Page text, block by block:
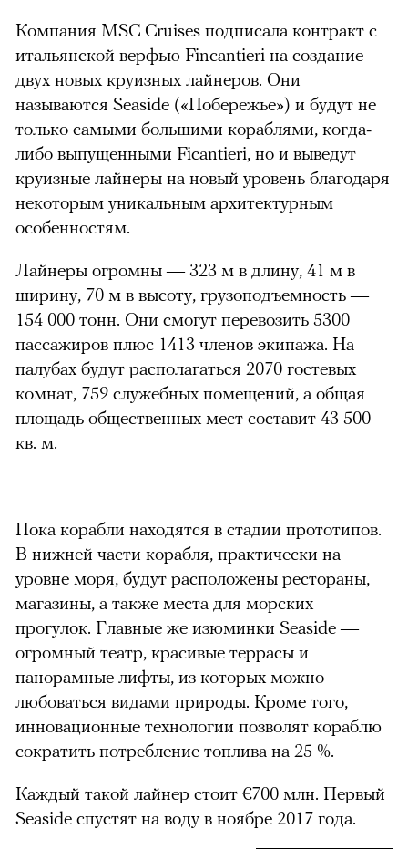
Компания MSC Cruises подписала контракт с
итальянской верфью Fincantieri на создание
двух новых круизных лайнеров. Они
называются Seaside («Побережье») и будут не
только самыми большими кораблями, когда-
либо выпущенными Ficantieri, но и выведут
круизные лайнеры на новый уровень благодаря
некоторым уникальным архитектурным
особенностям.
Лайнеры огромны — 323 м в длину, 41 м в
ширину, 70 м в высоту, грузоподъемность —
154 000 тонн. Они смогут перевозить 5300
пассажиров плюс 1413 членов экипажа. На
палубах будут располагаться 2070 гостевых
комнат, 759 служебных помещений, а общая
площадь общественных мест составит 43 500
кв. м.
00:00/00:00
можно через
Пока корабли находятся в стадии прототипов.
В нижней части корабля, практически на
уровне моря, будут расположены рестораны,
магазины, а также места для морских
прогулок. Главные же изюминки Seaside —
огромный театр, красивые террасы и
панорамные лифты, из которых можно
любоваться видами природы. Кроме того,
инновационные технологии позволят кораблю
сократить потребление топлива на 25 %.
Каждый такой лайнер стоит €700 млн. Первый
Seaside спустят на воду в ноябре 2017 года.